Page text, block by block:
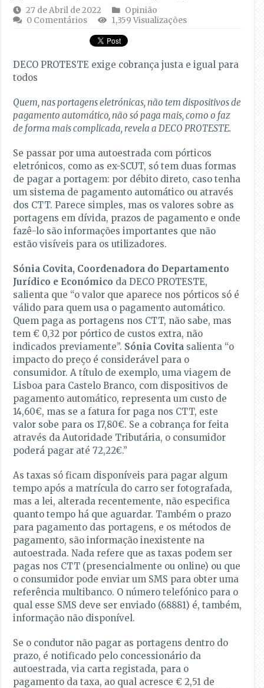
27 de Abril de 2022
Opinião
0 Comentários
1,359 Visualizações
DECO PROTESTE exige cobrança justa e igual para
todos
Quem, nas portagens eletrónicas, não tem dispositivos de
pagamento automático, não só paga mais, como o faz
de forma mais complicada, revela a DECO PROTESTE.
Se passar por uma autoestrada com pórticos
eletrónicos, como as ex-SCUT, só tem duas formas
de pagar a portagem: por débito direto, caso tenha
um sistema de pagamento automático ou através
dos CTT. Parece simples, mas os valores sobre as
portagens em dívida, prazos de pagamento e onde
fazê-lo são informações importantes que não
estão visíveis para os utilizadores.
Sónia Covita, Coordenadora do Departamento
Jurídico e Económico da DECO PROTESTE,
salienta que “o valor que aparece nos pórticos só é
válido para quem usa o pagamento automático.
Quem paga as portagens nos CTT, não sabe, mas
tem € 0,32 por pórtico de custos extra, não
indicados previamente”. Sónia Covita salienta “o
impacto do preço é considerável para o
consumidor. A título de exemplo, uma viagem de
Lisboa para Castelo Branco, com dispositivos de
pagamento automático, representa um custo de
14,60€, mas se a fatura for paga nos CTT, este
valor sobe para os 17,80€. Se a cobrança for feita
através da Autoridade Tributária, o consumidor
poderá pagar até 72,22€.”
As taxas só ficam disponíveis para pagar algum
tempo após a matrícula do carro ser fotografada,
mas a lei, alterada recentemente, não especifica
quanto tempo há que aguardar. Também o prazo
para pagamento das portagens, e os métodos de
pagamento, são informação inexistente na
autoestrada. Nada refere que as taxas podem ser
pagas nos CTT (presencialmente ou online) ou que
o consumidor pode enviar um SMS para obter uma
referência multibanco. O número telefónico para o
qual esse SMS deve ser enviado (68881) é, também,
informação não disponível.
Se o condutor não pagar as portagens dentro do
prazo, é notificado pelo concessionário da
autoestrada, via carta registada, para o
pagamento da taxa, ao qual acresce € 2,51 de